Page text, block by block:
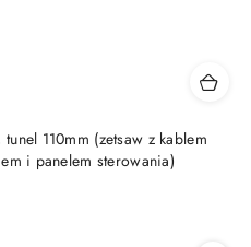
110mm (zetsaw z kablem
i panelem sterowania)